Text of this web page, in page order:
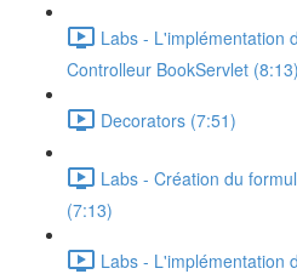
Labs - L'implémentation
Controlleur BookServlet (8:13)
Decorators (7:51)
Labs - Création du
(7:13)
Labs - L'implémentation